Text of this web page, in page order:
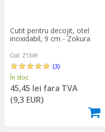
Cutit pentru decojit, otel
inoxidabil, 9 cm - Zokura
Cod: Z1349
(3)
În stoc
45,45 lei fara TVA
(9,3 EUR)